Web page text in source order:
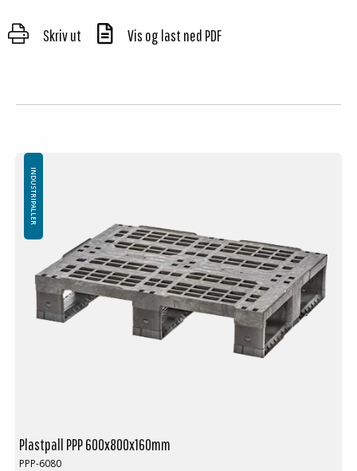
Skriv ut Vis og last ned PDF
Plastpall PPP 600x800x160mm
PPP-6080
INDUSTRIPALLER